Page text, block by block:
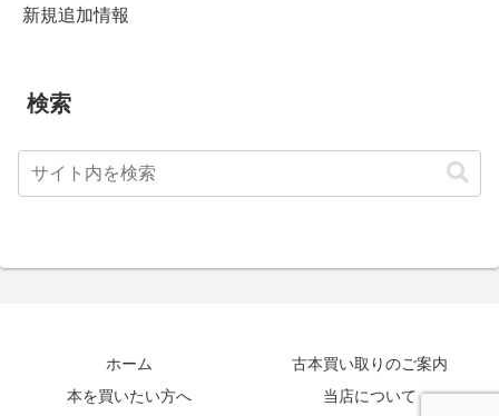
新規追加情報
検索
ホーム
古本買い取りのご案内
本を買いたい方へ
当店について